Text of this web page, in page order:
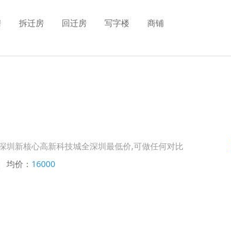
拆迁房 回迁房 写字楼 商铺
新核心高新科技城全深圳最低价,可做任何对比️️
均价： 16000